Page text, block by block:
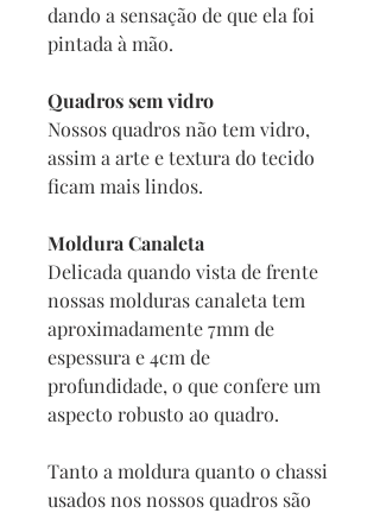
dando a sensação de que ela foi
pintada à mão.
Quadros sem vidro
Nossos quadros não tem vidro,
assim a arte e textura do tecido
ficam mais lindos.
Moldura Canaleta
Delicada quando vista de frente
nossas molduras canaleta tem
aproximadamente 7mm de
espessura e 4cm de
profundidade, o que confere um
aspecto robusto ao quadro.
Tanto a moldura quanto o chassi
usados nos nossos quadros são